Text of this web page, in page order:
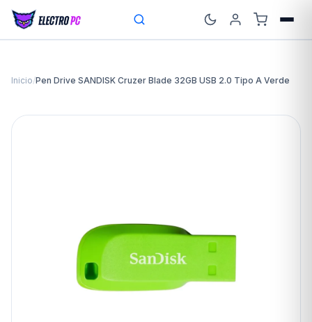
Inicio/Pen Drive SANDISK Cruzer Blade 32GB USB 2.0 Tipo A Verde